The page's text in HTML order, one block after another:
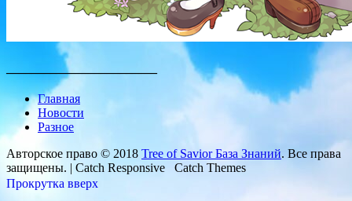
________________________
Главная
Новости
Разное
Авторское право © 2018 Tree of Savior База Знаний. Все права
защищены. | Catch Responsive Catch Themes
Прокрутка вверх